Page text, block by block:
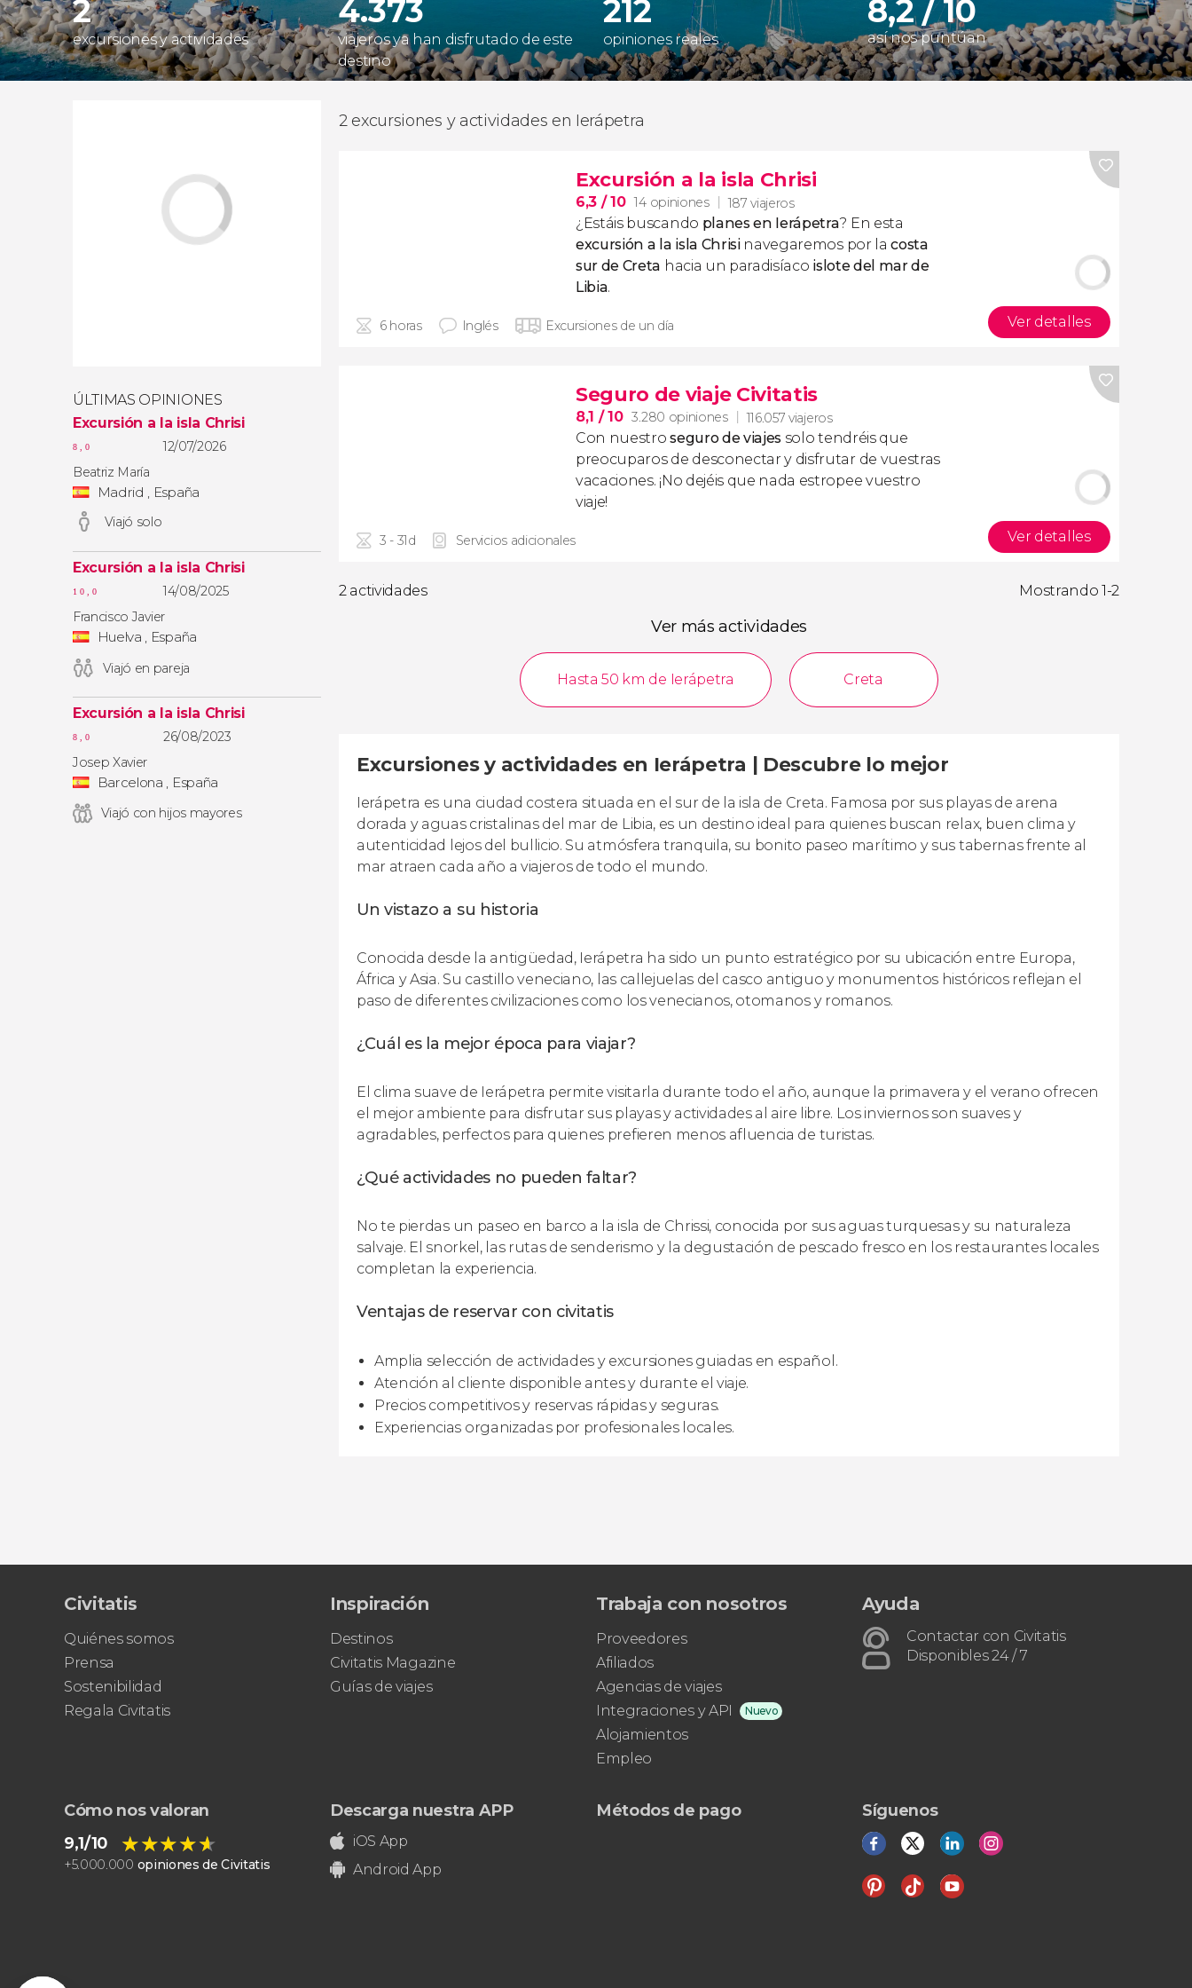
2
excursiones y actividades
4.373
viajeros ya han disfrutado de este
destino
212
opiniones reales
8,2 / 10
así nos puntúan
ÚLTIMAS OPINIONES
Excursión a la isla Chrisi
8,0
12/07/2026
Beatriz María
Madrid , España
Viajó solo
Excursión a la isla Chrisi
10,0
14/08/2025
Francisco Javier
Huelva , España
Viajó en pareja
Excursión a la isla Chrisi
8,0
26/08/2023
Josep Xavier
Barcelona , España
Viajó con hijos mayores
2 excursiones y actividades en Ierápetra
Excursión a la isla Chrisi
6,3 / 10 14 opiniones 187 viajeros
¿Estáis buscando planes en Ierápetra? En esta
excursión a la isla Chrisinavegaremos por lacosta
sur de Creta hacia un paradisíaco islote del mar de
Libia.
6 horas Inglés Excursiones de un día Ver detalles
Seguro de viaje Civitatis
8,1 / 10 3.280 opiniones 116.057 viajeros
Con nuestroseguro de viajes solo tendréis que
preocuparos de desconectar y disfrutar de vuestras
vacaciones. ¡No dejéis que nada estropee vuestro
viaje!
3 - 31d Servicios adicionales Ver detalles
2 actividades Mostrando 1-2
Ver más actividades
Hasta 50 km de Ierápetra Creta
Excursiones y actividades en Ierápetra | Descubre lo mejor
Ierápetra es una ciudad costera situada en el sur de la isla de Creta. Famosa por sus playas de arena
dorada y aguas cristalinas del mar de Libia, es un destino ideal para quienes buscan relax, buen clima y
autenticidad lejos del bullicio. Su atmósfera tranquila, su bonito paseo marítimo y sus tabernas frente al
mar atraen cada año a viajeros de todo el mundo.
Un vistazo a su historia
Conocida desde la antigüedad, Ierápetra ha sido un punto estratégico por su ubicación entre Europa,
África y Asia. Su castillo veneciano, las callejuelas del casco antiguo y monumentos históricos reflejan el
paso de diferentes civilizaciones como los venecianos, otomanos y romanos.
¿Cuál es la mejor época para viajar?
El clima suave de Ierápetra permite visitarla durante todo el año, aunque la primavera y el verano ofrecen
el mejor ambiente para disfrutar sus playas y actividades al aire libre. Los inviernos son suaves y
agradables, perfectos para quienes prefieren menos afluencia de turistas.
¿Qué actividades no pueden faltar?
No te pierdas un paseo en barco a la isla de Chrissi, conocida por sus aguas turquesas y su naturaleza
salvaje. El snorkel, las rutas de senderismo y la degustación de pescado fresco en los restaurantes locales
completan la experiencia.
Ventajas de reservar con civitatis
Amplia selección de actividades y excursiones guiadas en español.
Atención al cliente disponible antes y durante el viaje.
Precios competitivos y reservas rápidas y seguras.
Experiencias organizadas por profesionales locales.
Civitatis
Quiénes somos
Prensa
Sostenibilidad
Regala Civitatis
Inspiración
Destinos
Civitatis Magazine
Guías de viajes
Trabaja con nosotros
Proveedores
Afiliados
Agencias de viajes
Integraciones y API
Nuevo
Alojamientos
Empleo
Ayuda
Contactar con Civitatis
Disponibles 24 / 7
Cómo nos valoran
9,1/10
★★★★★
★★★★★
+5.000.000 opiniones de Civitatis
Descarga nuestra APP
iOS App
Android App
Métodos de pago Síguenos